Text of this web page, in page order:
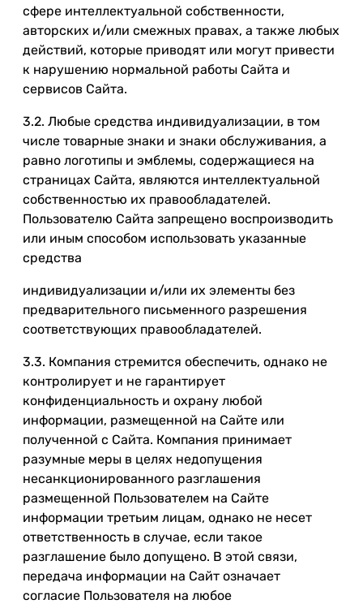
сфере интеллектуальной собственности,
авторских и/или смежных правах, а также любых
действий, которые приводят или могут привести
к нарушению нормальной работы Сайта и
сервисов Сайта.
3.2. Любые средства индивидуализации, в том
числе товарные знаки и знаки обслуживания, а
равно логотипы и эмблемы, содержащиеся на
страницах Сайта, являются интеллектуальной
собственностью их правообладателей.
Пользователю Сайта запрещено воспроизводить
или иным способом использовать указанные
средства
индивидуализации и/или их элементы без
предварительного письменного разрешения
соответствующих правообладателей.
3.3. Компания стремится обеспечить, однако не
контролирует и не гарантирует
конфиденциальность и охрану любой
информации, размещенной на Сайте или
полученной с Сайта. Компания принимает
разумные меры в целях недопущения
несанкционированного разглашения
размещенной Пользователем на Сайте
информации третьим лицам, однако не несет
ответственность в случае, если такое
разглашение было допущено. В этой связи,
передача информации на Сайт означает
согласие Пользователя на любое